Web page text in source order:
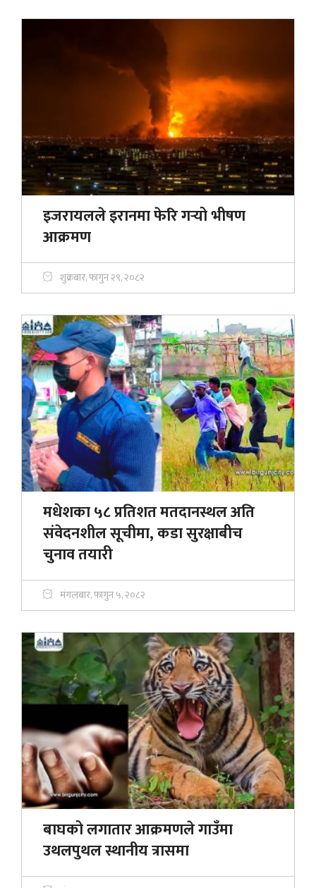
इजरायलले इरानमा फेरि गर्‍यो भीषण
आक्रमण
शुक्रबार, फागुन २९, २०८२
मधेशका ५८ प्रतिशत मतदानस्थल अति
संवेदनशील सूचीमा, कडा सुरक्षाबीच
चुनाव तयारी
मंगलबार, फागुन ५, २०८२
बाघको लगातार आक्रमणले गाउँमा
उथलपुथल स्थानीय त्रासमा